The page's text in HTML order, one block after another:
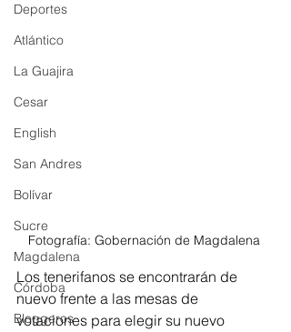
Deportes
Atlántico
La Guajira
Cesar
English
San Andres
Bolívar
Sucre
Magdalena
Córdoba
Bloggeros
Fotografía: Gobernación de Magdalena
Los tenerifanos se encontrarán de
nuevo frente a las mesas de
votaciones para elegir su nuevo